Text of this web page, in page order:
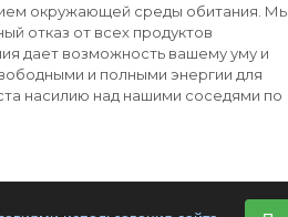
окружающей среды обитания. Мы
отказ от всех продуктов
дает возможность вашему уму и
и полными энергии для
насилию над нашими соседями по